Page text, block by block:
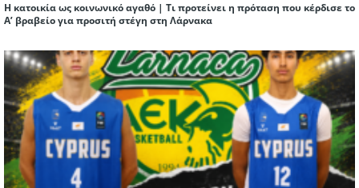
Η κατοικία ως κοινωνικό αγαθό | Τι προτείνει η πρόταση που κέρδισε το
Α’ βραβείο για προσιτή στέγη στη Λάρνακα